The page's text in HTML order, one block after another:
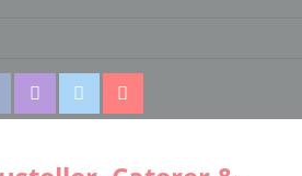
InstagramTwitter Twitter